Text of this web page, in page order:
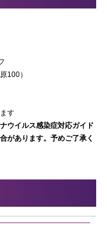
100）
す
ウイルス感染症対応ガイド
があります。予めご了承く